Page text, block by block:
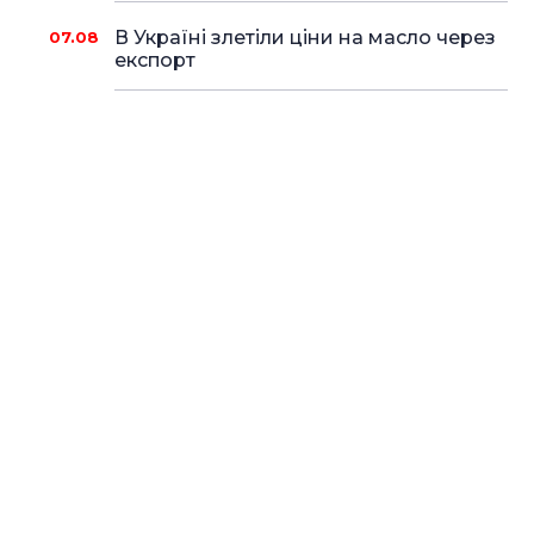
07.08
В Україні злетіли ціни на масло через
експорт